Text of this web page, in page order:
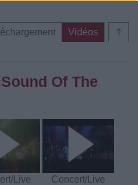
⇑
Vidéos
Of The
Live Concert/Live